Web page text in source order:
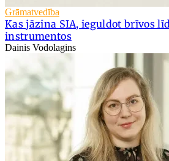
Grāmatvedība
Kas jāzina SIA, ieguldot brīvos
instrumentos
Dainis Vodolagins